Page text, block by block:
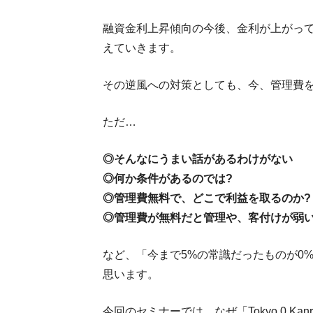
融資金利上昇傾向の今後、金利が上がっ
えていきます。
その逆風への対策としても、今、管理費
ただ…
◎そんなにうまい話があるわけがない
◎何か条件があるのでは?
◎管理費無料で、どこで利益を取るのか?
◎管理費が無料だと管理や、客付けが
など、「今まで5%の常識だったものが
思います。